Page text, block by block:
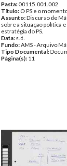
Pasta:00115.001.002
Título: O PS e o
Assunto:Discurso de
sobre a situação política
estratégia do PS.
Data: s.d.
Fundo:AMS - Arquivo
Tipo Documental:
Página(s): 11